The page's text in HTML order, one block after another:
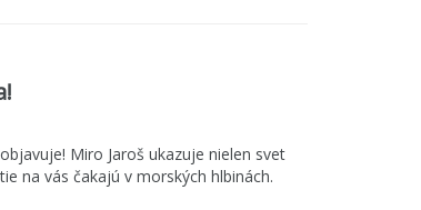
Miro Jaroš ukazuje nielen svet
na vás čakajú v morských hlbinách.